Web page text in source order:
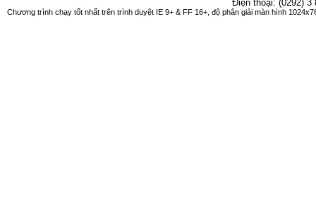
Điện thoại: (0292)
Chương trình chạy tốt nhất trên trình duyệt IE 9+ & FF 16+, độ phân giải màn hình